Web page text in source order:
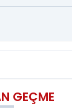
GEÇME